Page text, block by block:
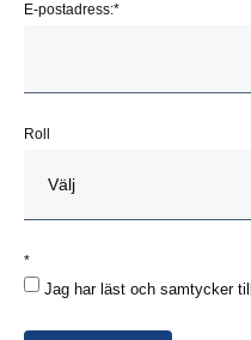
*
E-postadress:
Roll
*
Jag har läst och samtycker till